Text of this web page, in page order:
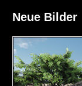
Neue Bilder